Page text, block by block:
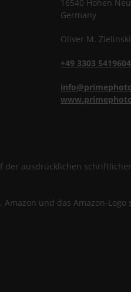
16540 Hohen
Germany
Oliver M. Zielinski
+49 3303 5419604
ausdrücklichen
und das Amazon-Logo